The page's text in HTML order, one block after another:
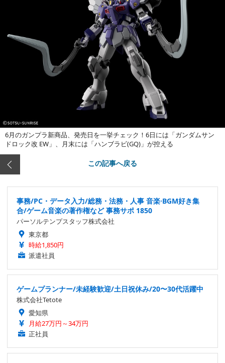
6月のガンプラ新商品、発売日を一挙チェック！6日には「ガンダムサン
ドロック改 EW」、月末には「ハンブラビ(GQ)」が控える
この記事へ戻る
事務/PC・データ入力/総務・法務・人事 音楽·BGM好き集
合/ゲーム音楽の著作権など 事務サポ 1850
パーソルテンプスタッフ株式会社
東京都
時給1,850円
派遣社員
ゲームプランナー/未経験歓迎/土日祝休み/20〜30代活躍中
株式会社Tetote
愛知県
月給27万円～34万円
正社員